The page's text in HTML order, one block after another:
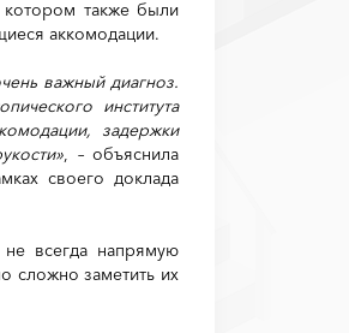
котором также были
аккомодации.
важный диагноз.
института
задержки
, – объяснила
своего доклада
всегда напрямую
сложно заметить их